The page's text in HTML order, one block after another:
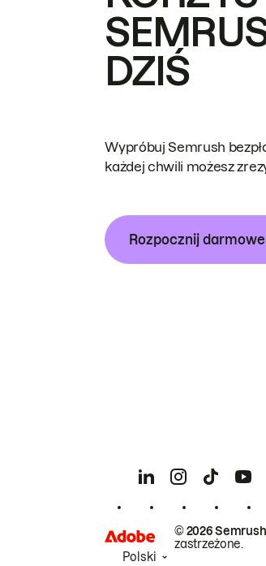
DZIŚ
Wypróbuj Semrush
każdej chwili możesz
Rozpocznij
© 2026
zastrzeżone.
Polski